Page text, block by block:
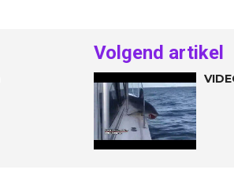
Volgend artikel